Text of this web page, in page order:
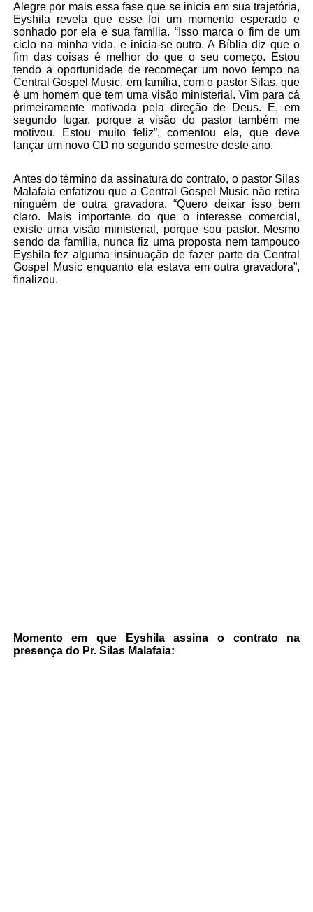
Alegre por mais essa fase que se inicia em sua trajetória,
Eyshila revela que esse foi um momento esperado e
sonhado por ela e sua família. “Isso marca o fim de um
ciclo na minha vida, e inicia-se outro. A Bíblia diz que o
fim das coisas é melhor do que o seu começo. Estou
tendo a oportunidade de recomeçar um novo tempo na
Central Gospel Music, em família, com o pastor Silas, que
é um homem que tem uma visão ministerial. Vim para cá
primeiramente motivada pela direção de Deus. E, em
segundo lugar, porque a visão do pastor também me
motivou. Estou muito feliz”, comentou ela, que deve
lançar um novo CD no segundo semestre deste ano.
Antes do término da assinatura do contrato, o pastor Silas
Malafaia enfatizou que a Central Gospel Music não retira
ninguém de outra gravadora. “Quero deixar isso bem
claro. Mais importante do que o interesse comercial,
existe uma visão ministerial, porque sou pastor. Mesmo
sendo da família, nunca fiz uma proposta nem tampouco
Eyshila fez alguma insinuação de fazer parte da Central
Gospel Music enquanto ela estava em outra gravadora”,
finalizou.
Momento em que Eyshila assina o contrato na
presença do Pr. Silas Malafaia: